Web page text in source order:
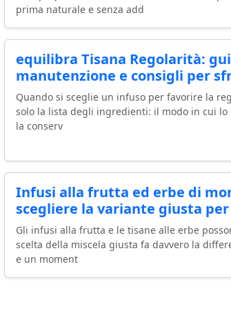
prima naturale e senza add
equilibra Tisana Regolarità:
manutenzione e consigli per
Quando si sceglie un infuso per favorire la
solo la lista degli ingredienti: il modo in cui lo
la conserv
Infusi alla frutta ed erbe di
scegliere la variante giusta
Gli infusi alla frutta e le tisane alle erbe
scelta della miscela giusta fa davvero la
e un moment